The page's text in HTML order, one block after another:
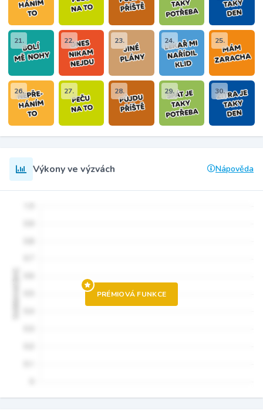
21. 22. 23. 24. 25.
26. 27. 28. 29. 30.
Výkony ve výzvách Nápověda
PRÉMIOVÁ FUNKCE